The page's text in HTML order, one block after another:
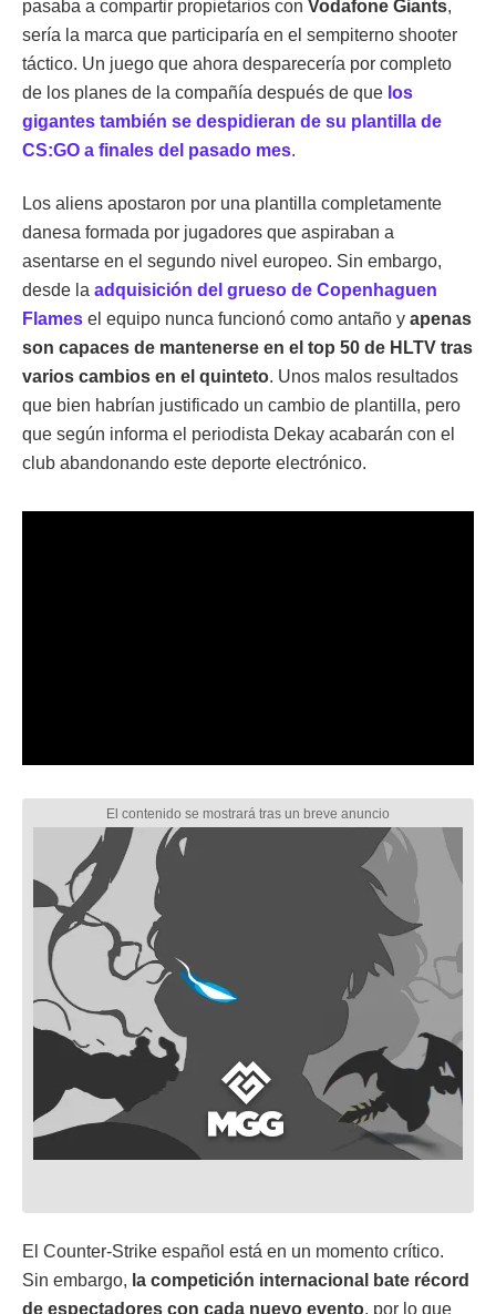
pasaba a compartir propietarios con Vodafone Giants,
sería la marca que participaría en el sempiterno shooter
táctico. Un juego que ahora desparecería por completo
de los planes de la compañía después de que los
gigantes también se despidieran de su plantilla de
CS:GO a finales del pasado mes.
Los aliens apostaron por una plantilla completamente
danesa formada por jugadores que aspiraban a
asentarse en el segundo nivel europeo. Sin embargo,
desde la adquisición del grueso de Copenhaguen
Flames el equipo nunca funcionó como antaño y apenas
son capaces de mantenerse en el top 50 de HLTV tras
varios cambios en el quinteto. Unos malos resultados
que bien habrían justificado un cambio de plantilla, pero
que según informa el periodista Dekay acabarán con el
club abandonando este deporte electrónico.
El Counter-Strike español está en un momento crítico.
Sin embargo, la competición internacional bate récord
de espectadores con cada nuevo evento, por lo que